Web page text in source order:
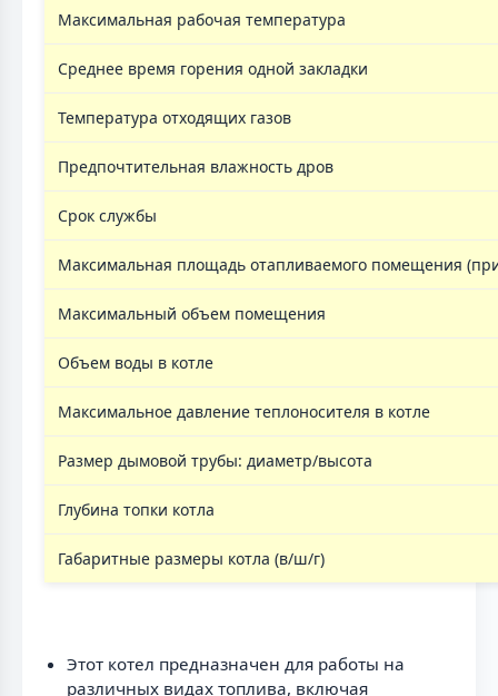
Максимальная рабочая температура
Среднее время горения одной закладки
Температура отходящих газов
Предпочтительная влажность дров
Срок службы
Максимальная площадь отапливаемого помещения
Максимальный объем помещения
Объем воды в котле
Максимальное давление теплоносителя в котле
Размер дымовой трубы: диаметр/высота
Глубина топки котла
Габаритные размеры котла (в/ш/г)
Этот котел предназначен для работы на
различных видах топлива, включая